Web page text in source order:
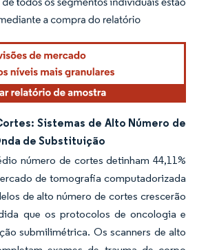
O reuso requer atribuição conforme CC BY 4.0.
Sistemas de Alto Número de
de Substituição
número de cortes detinham 44,11%
de tomografia computadorizada
de alto número de cortes crescerão
que os protocolos de oncologia e
submilimétrica. Os scanners de alto